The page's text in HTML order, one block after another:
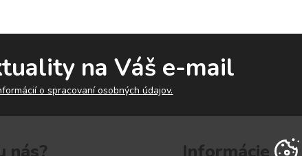
na Váš e-mail
o spracovaní osobných údajov.